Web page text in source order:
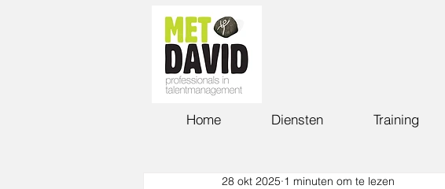
Home Diensten Training
28 okt 2025 1 minuten om te lezen